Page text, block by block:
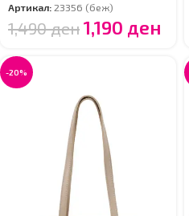
Артикал:23356 (беж)
1,490ден 1,190 ден
-20%